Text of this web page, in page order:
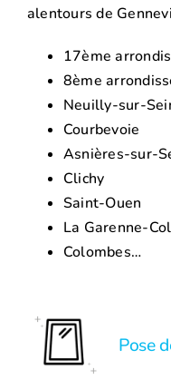
alentours de
17ème
8ème
Neuilly-sur-
Courbevoie
Asnières-sur-
Clichy
Saint-Ouen
La Garenne-
Colombes…
Pose